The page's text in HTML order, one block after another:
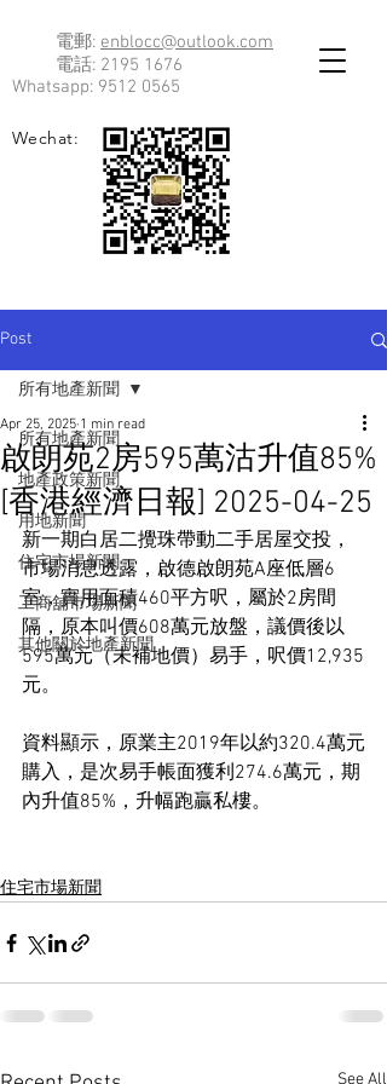
電郵: enblocc@outlook.com
電話: 2195 1676
Whatsapp: 9512 0565
Wechat:
Post
所有地產新聞
地產政策新聞
用地新聞
住宅市場新聞
工商舖市場新聞
其他關於地產新聞
所有地產新聞
啟朗苑2房595萬沽升值85%
[香港經濟日報] 2025-04-25
Apr 25, 2025 1 min read
新一期白居二攪珠帶動二手居屋交投，
市場消息透露，啟德啟朗苑A座低層6
室，實用面積460平方呎，屬於2房間
隔，原本叫價608萬元放盤，議價後以
595萬元（未補地價）易手，呎價12,935
元。
資料顯示，原業主2019年以約320.4萬元
購入，是次易手帳面獲利274.6萬元，期
內升值85%，升幅跑贏私樓。
住宅市場新聞
See All